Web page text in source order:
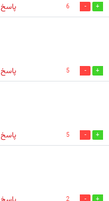
6
پاسخ
5
پاسخ
5
پاسخ